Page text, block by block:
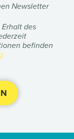
Newsletter
des
befinden